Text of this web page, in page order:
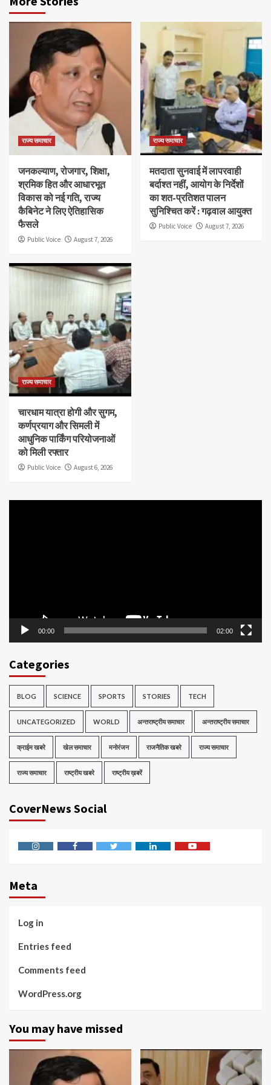
राज्य समाचार
जनकल्याण, रोजगार, शिक्षा,
श्रमिक हित और आधारभूत
विकास को नई गति, राज्य
कैबिनेट ने लिए ऐतिहासिक
फैसले
Public Voice August 7, 2026
राज्य समाचार
मतदाता सुनवाई में लापरवाही
बर्दाश्त नहीं, आयोग के निर्देशों
का शत-प्रतिशत पालन
सुनिश्चित करें : गढ़वाल आयुक्त
Public Voice August 7, 2026
राज्य समाचार
चारधाम यात्रा होगी और सुगम,
कर्णप्रयाग और सिमली में
आधुनिक पार्किंग परियोजनाओं
को मिली रफ्तार
Public Voice August 6, 2026
00:00 02:00
Categories
BLOG SCIENCE SPORTS STORIES TECH
UNCATEGORIZED WORLD अन्तराष्ट्रीय समाचार अन्तराष्ट्रीय समाचार
क्राईम खबरे खेल समाचार मनोरंजन राजनैतिक खबरे राज्य समाचार
राज्य समाचार राष्ट्रीय खबरे राष्ट्रीय ख़बरें
CoverNews Social
Meta
Log in
Entries feed
Comments feed
WordPress.org
You may have missed